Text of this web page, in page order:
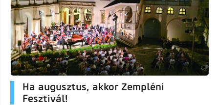
Ha augusztus, akkor Zempléni
Fesztivál!